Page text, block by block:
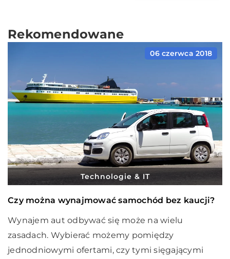
Rekomendowane
06 czerwca 2018
Technologie & IT
Czy można wynajmować samochód bez kaucji?
Wynajem aut odbywać się może na wielu
zasadach. Wybierać możemy pomiędzy
jednodniowymi ofertami, czy tymi sięgającymi